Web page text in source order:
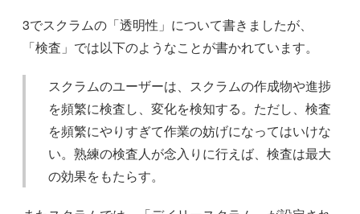
3でスクラムの「透明性」について書きましたが、
「検査」では以下のようなことが書かれています。
スクラムのユーザーは、スクラムの作成物や進捗
を頻繁に検査し、変化を検知する。ただし、検査
を頻繁にやりすぎて作業の妨げになってはいけな
い。熟練の検査人が念入りに行えば、検査は最大
の効果をもたらす。